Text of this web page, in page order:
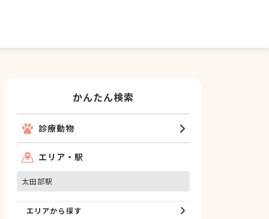
かんたん検索
診療動物
エリア・駅
太田部駅
エリアから探す